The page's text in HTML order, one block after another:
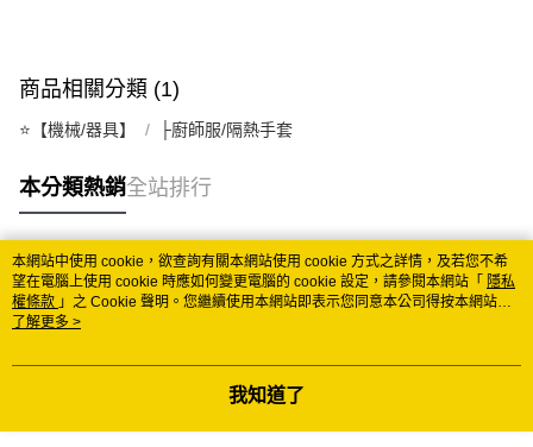
免運費
商品相關分類 (1)
⭐️【機械/器具】 ├廚師服/隔熱手套
本分類熱銷全站排行
熱門標籤
本網站中使用 cookie，欲查詢有關本網站使用 cookie 方式之詳情，及若您不希
望在電腦上使用 cookie 時應如何變更電腦的 cookie 設定，請參閱本網站「 隱私
權條款 」之 Cookie 聲明。您繼續使用本網站即表示您同意本公司得按本網站使
用條款之 Cookie 聲明使用 cookie。
了解更多 >
我知道了